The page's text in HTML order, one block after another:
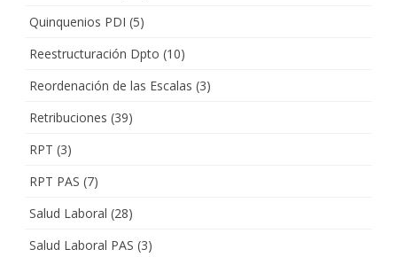
Quinquenios PDI (5)
Reestructuración Dpto (10)
Reordenación de las Escalas (3)
Retribuciones (39)
RPT (3)
RPT PAS (7)
Salud Laboral (28)
Salud Laboral PAS (3)